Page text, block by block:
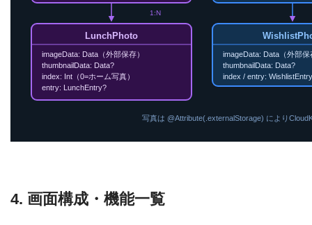
LunchPhoto
imageData: Data（外部保存）
thumbnailData: Data?
index: Int（0=ホーム写真）
entry: LunchEntry?
1:N
imageData: Data（外部保
thumbnailData: Data?
index / entry:
写真は @Attribute(.externalStorage) により
4. 画面構成・機能一覧